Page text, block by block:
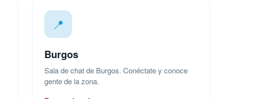
📍
Burgos
Sala de chat de Burgos. Conéctate y conoce
gente de la zona.